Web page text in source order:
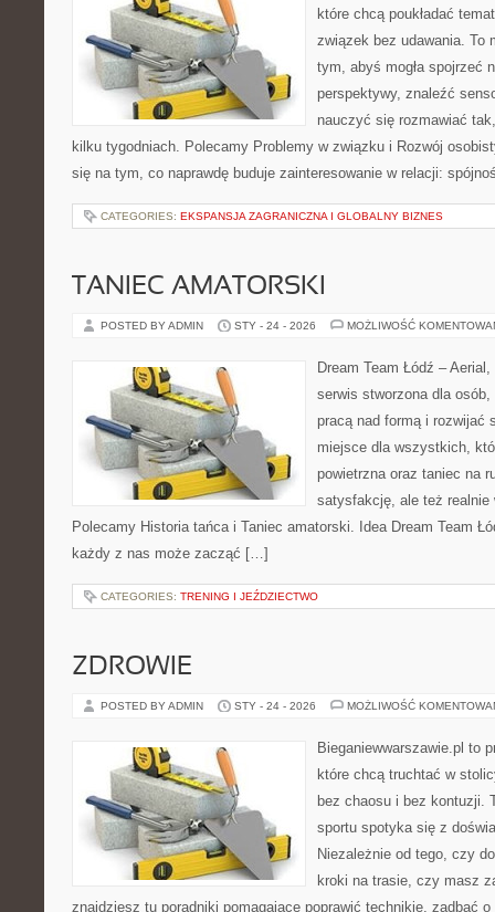
które chcą poukładać
związek bez udawania. To
tym, abyś mogła spojrzeć
perspektywy, znaleźć
nauczyć się rozmawiać
kilku tygodniach. Polecamy Problemy w związku i Rozwój
się na tym, co naprawdę buduje zainteresowanie w relacji:
CATEGORIES: EKSPANSJA ZAGRANICZNA I GLOBALNY BIZNES
TANIEC AMATORSKI
POSTED BY ADMIN STY - 24 - 2026 MOŻLIWOŚĆ
Dream Team Łódź –
serwis stworzona dla
pracą nad formą i rozwijać
miejsce dla wszystkich,
powietrzna oraz taniec na
satysfakcję, ale też realnie
Polecamy Historia tańca i Taniec amatorski. Idea Dream Team
każdy z nas może zacząć […]
CATEGORIES: TRENING I JEŹDZIECTWO
ZDROWIE
POSTED BY ADMIN STY - 24 - 2026 MOŻLIWOŚĆ
Bieganiewwarszawie.pl to
które chcą truchtać w
bez chaosu i bez kontuzji.
sportu spotyka się z
Niezależnie od tego, czy
kroki na trasie, czy masz
znajdziesz tu poradniki pomagające poprawić technikię, zadbać